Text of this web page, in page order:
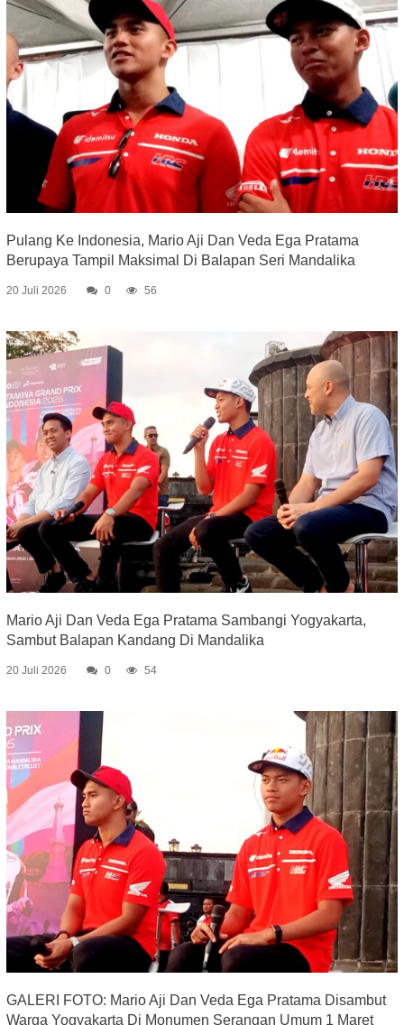
Pulang Ke Indonesia, Mario Aji Dan Veda Ega Pratama
Berupaya Tampil Maksimal Di Balapan Seri Mandalika
20 Juli 2026 0 56
Mario Aji Dan Veda Ega Pratama Sambangi Yogyakarta,
Sambut Balapan Kandang Di Mandalika
20 Juli 2026 0 54
GALERI FOTO: Mario Aji Dan Veda Ega Pratama Disambut
Warga Yogyakarta Di Monumen Serangan Umum 1 Maret